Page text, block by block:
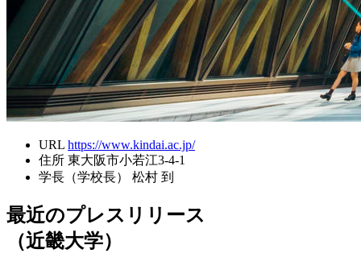
URL https://www.kindai.ac.jp/
住所 東大阪市小若江3-4-1
学長（学校長）
松村 到
最近のプレスリリース
（近畿大学）